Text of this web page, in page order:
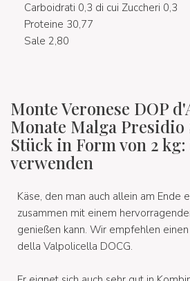
Carboidrati 0,3 di cui Zuccheri 0,3
Proteine 30,77
Sale 2,80
Monte Veronese DOP
Monate Malga Presidio
Stück in Form von 2
verwenden
Käse, den man auch allein am Ende
zusammen mit einem
genießen kann. Wir empfehlen
della Valpolicella DOCG.